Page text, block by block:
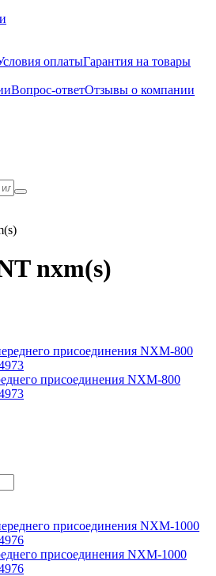
оплатыГарантия на товары
Вопрос-ответОтзывы о компании
nxm(s)
присоединения NXM-800
присоединения NXM-1000